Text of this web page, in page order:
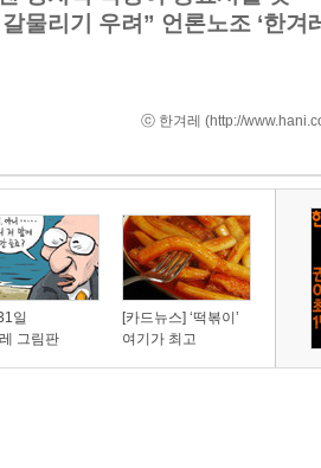
물리기 우려” 언론노조 ‘한겨
ⓒ 한겨레 (http://
일
그림판
[카드뉴스] ‘떡볶이’
여기가 최고